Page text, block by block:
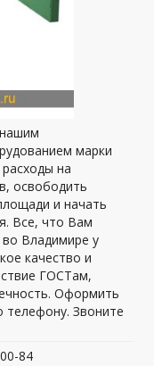
марки
на
освободить
и начать
Все, что Вам
во Владимире у
качество и
ГОСТам,
Оформить
телефону. Звоните
84